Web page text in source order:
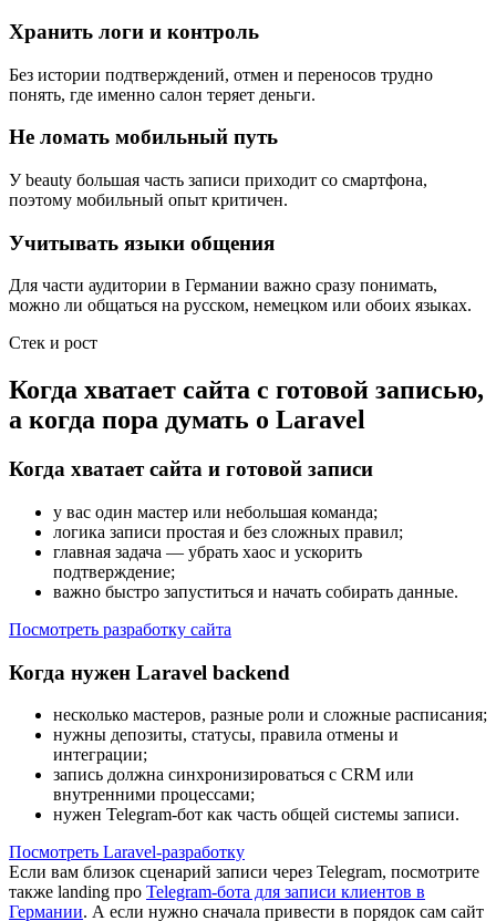
Хранить логи и контроль
Без истории подтверждений, отмен и переносов трудно
понять, где именно салон теряет деньги.
Не ломать мобильный путь
У beauty большая часть записи приходит со смартфона,
поэтому мобильный опыт критичен.
Учитывать языки общения
Для части аудитории в Германии важно сразу понимать,
можно ли общаться на русском, немецком или обоих языках.
Стек и рост
Когда хватает сайта с готовой записью,
а когда пора думать о Laravel
Когда хватает сайта и готовой записи
у вас один мастер или небольшая команда;
логика записи простая и без сложных правил;
главная задача — убрать хаос и ускорить
подтверждение;
важно быстро запуститься и начать собирать данные.
Посмотреть разработку сайта
Когда нужен Laravel backend
несколько мастеров, разные роли и сложные расписания;
нужны депозиты, статусы, правила отмены и
интеграции;
запись должна синхронизироваться с CRM или
внутренними процессами;
нужен Telegram-бот как часть общей системы записи.
Посмотреть Laravel-разработку
Если вам близок сценарий записи через Telegram, посмотрите
также landing про Telegram-бота для записи клиентов в
Германии. А если нужно сначала привести в порядок сам сайт